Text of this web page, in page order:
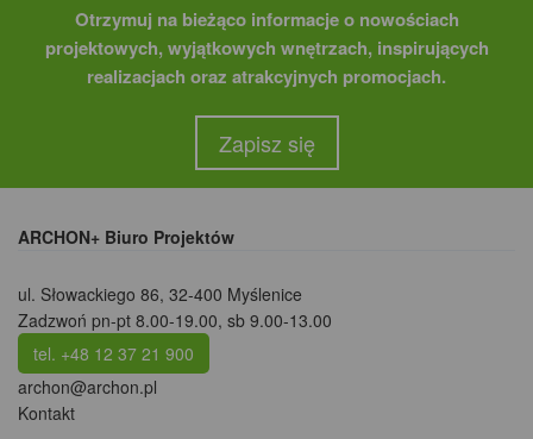
Otrzymuj na bieżąco informacje o nowościach
projektowych, wyjątkowych wnętrzach, inspirujących
realizacjach oraz atrakcyjnych promocjach.
Zapisz się
ARCHON+ Biuro Projektów
ul. Słowackiego 86, 32-400 Myślenice
Zadzwoń pn-pt 8.00-19.00, sb 9.00-13.00
tel. +48 12 37 21 900
archon@archon.pl
Kontakt